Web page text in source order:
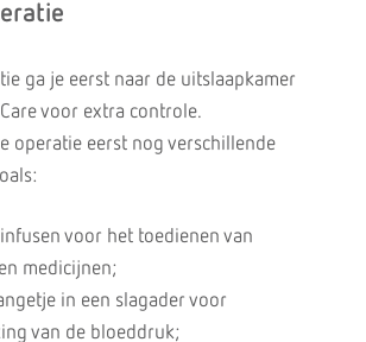
ga je eerst naar de uitslaapkamer
voor extra controle.
operatie eerst nog verschillende
voor het toedienen van
medicijnen;
in een slagader voor
van de bloeddruk;